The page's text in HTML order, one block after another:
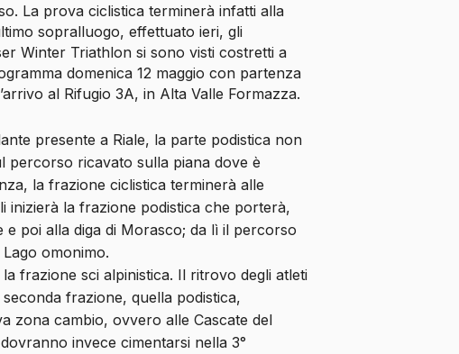
La prova ciclistica terminerà infatti alla
sopralluogo, effettuato ieri, gli
Winter Triathlon si sono visti costretti a
domenica 12 maggio con partenza
al Rifugio 3A, in Alta Valle Formazza.
presente a Riale, la parte podistica non
percorso ricavato sulla piana dove è
la frazione ciclistica terminerà alle
inizierà la frazione podistica che porterà,
e poi alla diga di Morasco; da lì il percorso
omonimo.
frazione sci alpinistica. Il ritrovo degli atleti
frazione, quella podistica,
zona cambio, ovvero alle Cascate del
invece cimentarsi nella 3°